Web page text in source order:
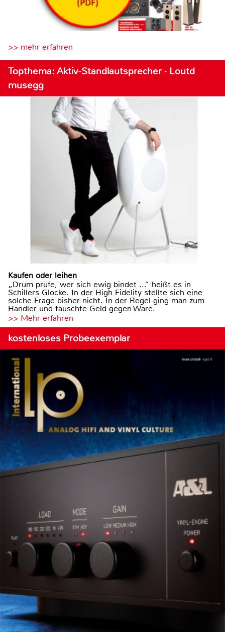
>> mehr erfahren
Topthema: Aktiv-Standlautsprecher · Loutd
musegg
Kaufen oder leihen
„Drum prüfe, wer sich ewig bindet ...“ heißt es in
Schillers Glocke. In der High Fidelity stellte sich eine
solche Frage bisher nicht. In der Regel ging man zum
Händler und tauschte Geld gegen Ware.
>> Mehr erfahren
kostenloses Probeexemplar